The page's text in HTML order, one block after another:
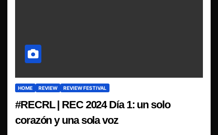
HOME REVIEW REVIEW FESTIVAL
#RECRL | REC 2024 Día 1: un solo
corazón y una sola voz